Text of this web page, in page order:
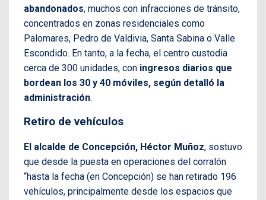
abandonados, muchos con infracciones de tránsito,
concentrados en zonas residenciales como
Palomares, Pedro de Valdivia, Santa Sabina o Valle
Escondido. En tanto, a la fecha, el centro custodia
cerca de 300 unidades, con ingresos diarios que
bordean los 30 y 40 móviles, según detalló la
administración.
Retiro de vehículos
El alcalde de Concepción, Héctor Muñoz, sostuvo
que desde la puesta en operaciones del corralón
“hasta la fecha (en Concepción) se han retirado 196
vehículos, principalmente desde los espacios que